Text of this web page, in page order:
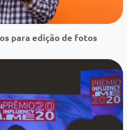
para edição de fotos